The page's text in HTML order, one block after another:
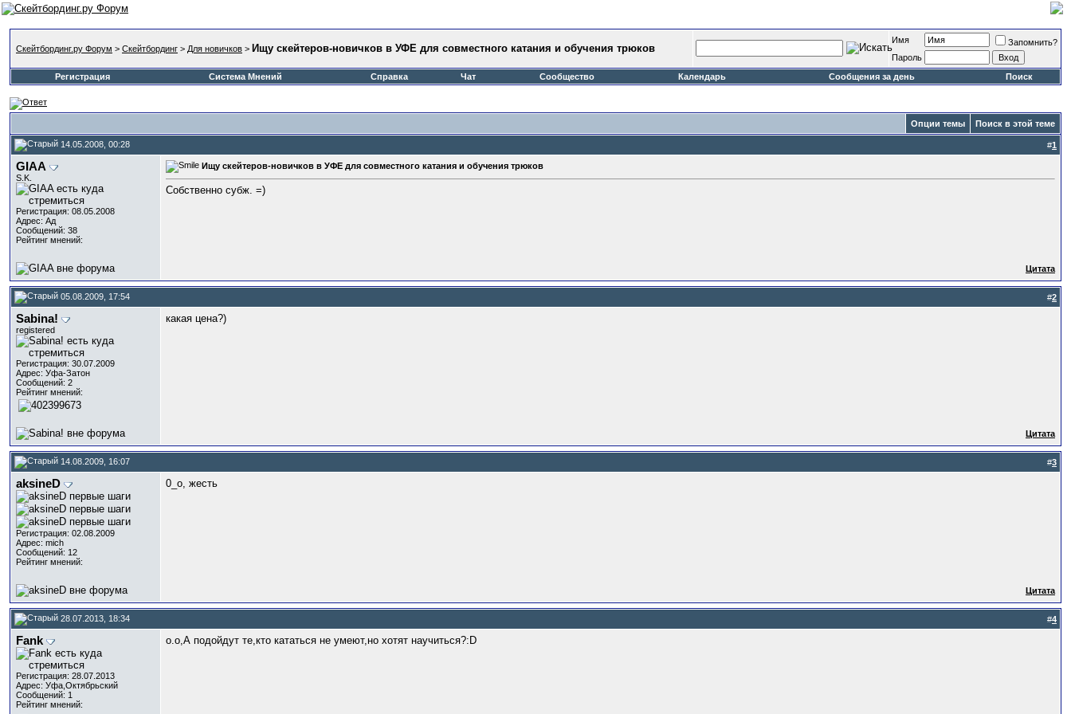
Скейтбординг.ру Форум > Скейтбординг > Для новичков > Ищу скейтеров-новичков в УФЕ для совместного катания и обучения трюков
Имя
Запомнить?
Пароль
Регистрация
Система Мнений Справка Чат Сообщество Календарь Сообщения за день Поиск
Опции темы Поиск в этой теме
14.05.2008, 00:28 #1
GIAA
S.K.
Регистрация: 08.05.2008
Адрес: Ад
Сообщений: 38
Рейтинг мнений:
Ищу скейтеров-новичков в УФЕ для совместного катания и обучения трюков
Собственно субж. =)
Цитата
05.08.2009, 17:54 #2
Sabina!
registered
Регистрация: 30.07.2009
Адрес: Уфа-Затон
Сообщений: 2
Рейтинг мнений:
какая цена?)
Цитата
14.08.2009, 16:07 #3
aksineD
Регистрация: 02.08.2009
Адрес: mich
Сообщений: 12
Рейтинг мнений:
0_о, жесть
Цитата
28.07.2013, 18:34 #4
Fank
Регистрация: 28.07.2013
Адрес: Уфа,Октябрьский
Сообщений: 1
Рейтинг мнений:
о.о,А подойдут те,кто кататься не умеют,но хотят научиться?:D